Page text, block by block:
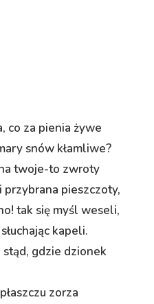
co za pienia żywe
snów kłamliwe?
twoje-to zwroty
przybrana pieszczoty,
tak się myśl weseli,
kapeli.
gdzie dzionek
zorza